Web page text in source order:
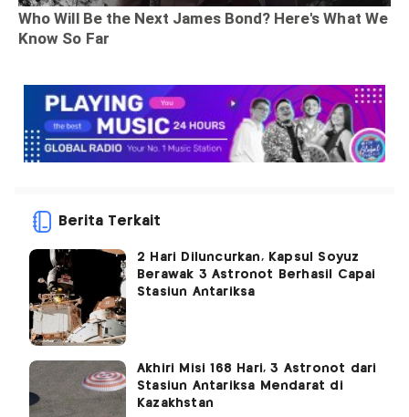
Berita Terkait
2 Hari Diluncurkan, Kapsul Soyuz
Berawak 3 Astronot Berhasil Capai
Stasiun Antariksa
Akhiri Misi 168 Hari, 3 Astronot dari
Stasiun Antariksa Mendarat di
Kazakhstan